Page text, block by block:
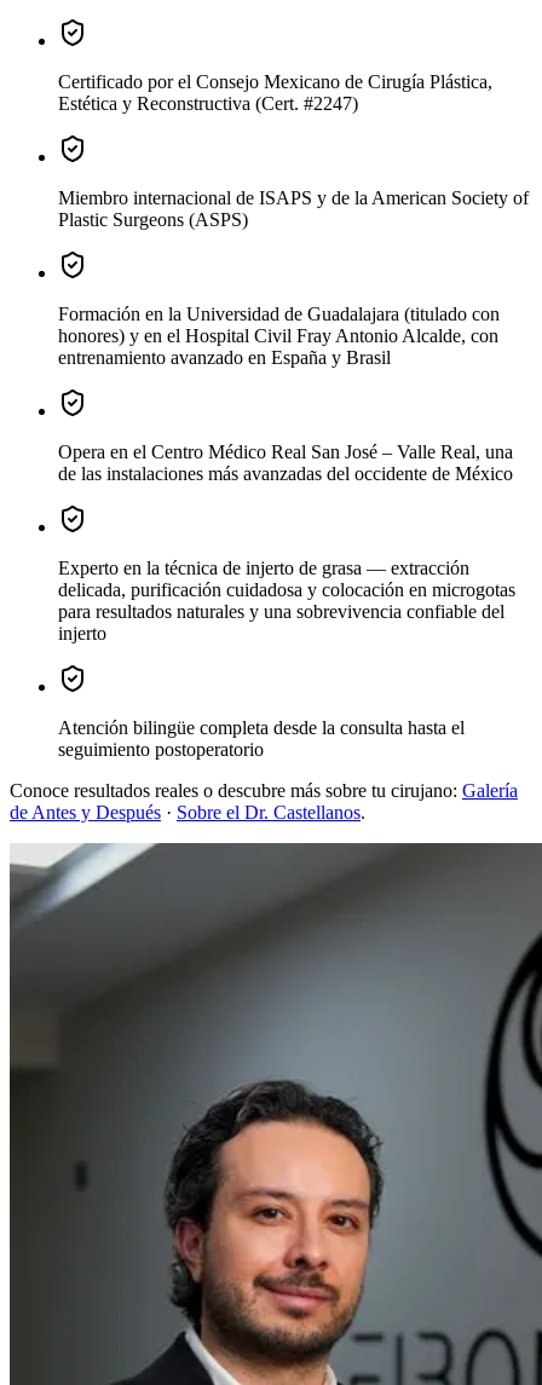
Certificado por el Consejo Mexicano de Cirugía Plástica,
Estética y Reconstructiva (Cert. #2247)
Miembro internacional de ISAPS y de la American Society of
Plastic Surgeons (ASPS)
Formación en la Universidad de Guadalajara (titulado con
honores) y en el Hospital Civil Fray Antonio Alcalde, con
entrenamiento avanzado en España y Brasil
Opera en el Centro Médico Real San José – Valle Real, una
de las instalaciones más avanzadas del occidente de México
Experto en la técnica de injerto de grasa — extracción
delicada, purificación cuidadosa y colocación en microgotas
para resultados naturales y una sobrevivencia confiable del
injerto
Atención bilingüe completa desde la consulta hasta el
seguimiento postoperatorio
Conoce resultados reales o descubre más sobre tu cirujano: Galería
de Antes y Después · Sobre el Dr. Castellanos.